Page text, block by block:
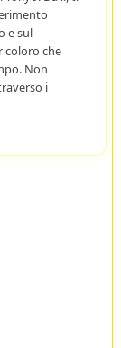
e sul
coloro che
Non
i